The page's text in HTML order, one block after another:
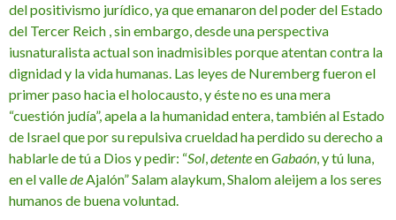
del positivismo jurídico, ya que emanaron del poder del Estado
del Tercer Reich , sin embargo, desde una perspectiva
iusnaturalista actual son inadmisibles porque atentan contra la
dignidad y la vida humanas. Las leyes de Nuremberg fueron el
primer paso hacia el holocausto, y éste no es una mera
“cuestión judía”, apela a la humanidad entera, también al Estado
de Israel que por su repulsiva crueldad ha perdido su derecho a
hablarle de tú a Dios y pedir: “Sol,detenteenGabaón, y tú luna,
en el valledeAjalón” Salam alaykum, Shalom aleijema los seres
humanos de buena voluntad.